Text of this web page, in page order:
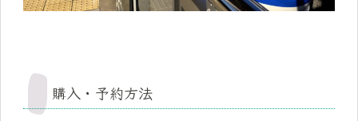
購入・予約方法